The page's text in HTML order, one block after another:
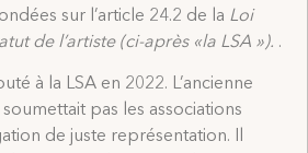
sur l’article 24.2 de la Loi
de l’artiste (ci-après «la LSA »). .
à la LSA en 2022. L’ancienne
pas les associations
de juste représentation. Il